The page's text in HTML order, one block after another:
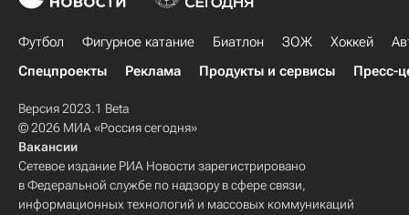
Футбол Фигурное катание Биатлон ЗОЖ Хоккей
Спецпроекты
Реклама Продукты и сервисы Пресс-
Версия 2023.1 Beta
© 2026 МИА «Россия сегодня»
Вакансии
Сетевое издание РИА Новости зарегистрировано
в Федеральной службе по надзору в сфере связи,
информационных технологий и массовых коммуникаций